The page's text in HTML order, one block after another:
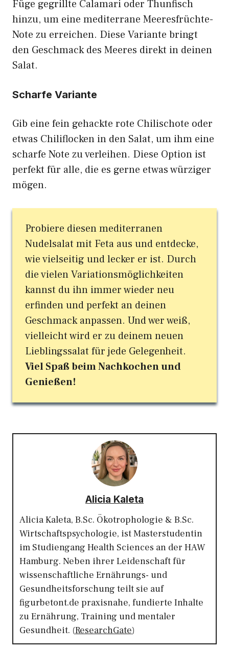
Füge gegrillte Calamari oder Thunfisch
hinzu, um eine mediterrane Meeresfrüchte-
Note zu erreichen. Diese Variante bringt
den Geschmack des Meeres direkt in deinen
Salat.
Scharfe Variante
Gib eine fein gehackte rote Chilischote oder
etwas Chiliflocken in den Salat, um ihm eine
scharfe Note zu verleihen. Diese Option ist
perfekt für alle, die es gerne etwas würziger
mögen.
Probiere diesen mediterranen
Nudelsalat mit Feta aus und entdecke,
wie vielseitig und lecker er ist. Durch
die vielen Variationsmöglichkeiten
kannst du ihn immer wieder neu
erfinden und perfekt an deinen
Geschmack anpassen. Und wer weiß,
vielleicht wird er zu deinem neuen
Lieblingssalat für jede Gelegenheit.
Viel Spaß beim Nachkochen und
Genießen!
Alicia Kaleta
Alicia Kaleta, B.Sc. Ökotrophologie & B.Sc.
Wirtschaftspsychologie, ist Masterstudentin
im Studiengang Health Sciences an der HAW
Hamburg. Neben ihrer Leidenschaft für
wissenschaftliche Ernährungs- und
Gesundheitsforschung teilt sie auf
figurbetont.de praxisnahe, fundierte Inhalte
zu Ernährung, Training und mentaler
Gesundheit. (ResearchGate)